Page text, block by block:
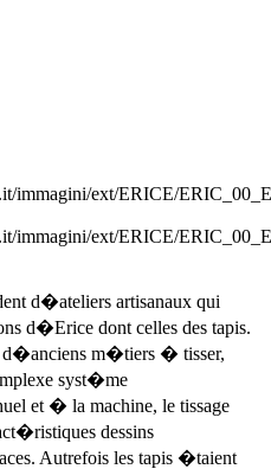
immagini/ext/ERICE/
immagini/ext/ERICE/
d�ateliers artisanaux qui
d�Erice dont celles des tapis.
d�anciens m�tiers � tisser,
syst�me
et � la machine, le tissage
dessins
Autrefois les tapis �taient